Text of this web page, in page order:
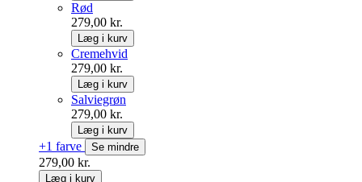
Rød
279,00 kr.
Læg i kurv
Cremehvid
279,00 kr.
Læg i kurv
Salviegrøn
279,00 kr.
Læg i kurv
+1 farve Se mindre
279,00 kr.
Læg i kurv